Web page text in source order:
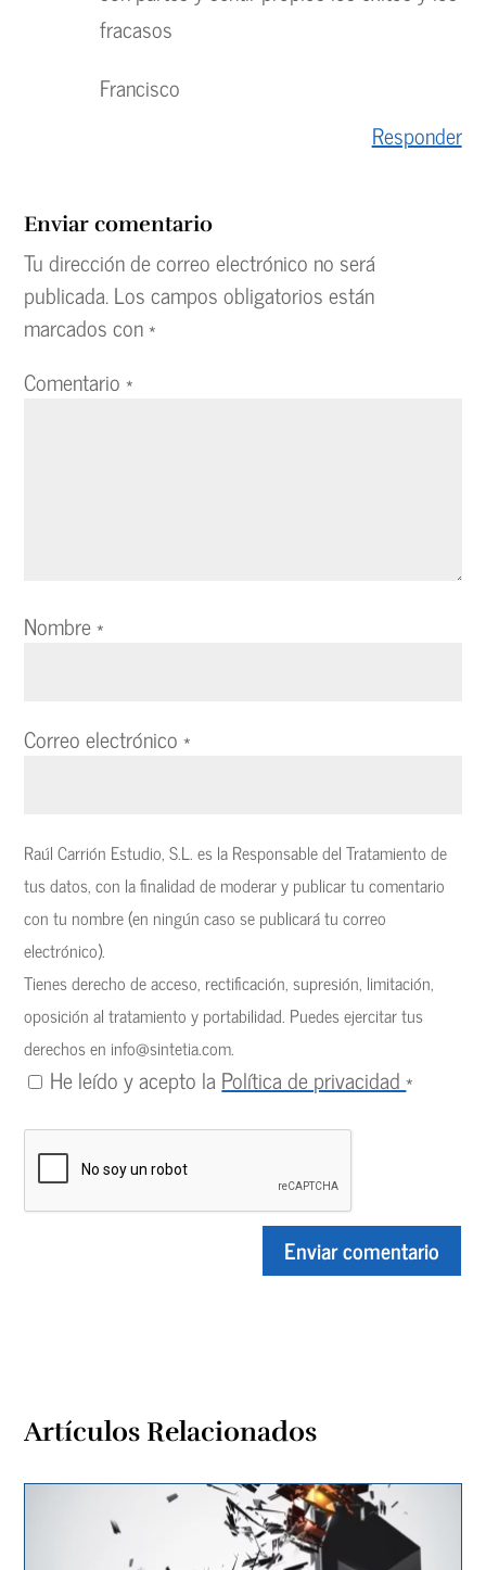
fracasos
Francisco
Responder
Enviar comentario
Tu dirección de correo electrónico no será
publicada.Los campos obligatorios están
marcados con*
Comentario*
Nombre*
Correo electrónico*
Raúl Carrión Estudio, S.L. es la Responsable del Tratamiento de
tus datos, con la finalidad de moderar y publicar tu comentario
con tu nombre (en ningún caso se publicará tu correo
electrónico).
Tienes derecho de acceso, rectificación, supresión, limitación,
oposición al tratamiento y portabilidad. Puedes ejercitar tus
derechos en info@sintetia.com.
He leído y acepto la Política de privacidad*
Artículos Relacionados